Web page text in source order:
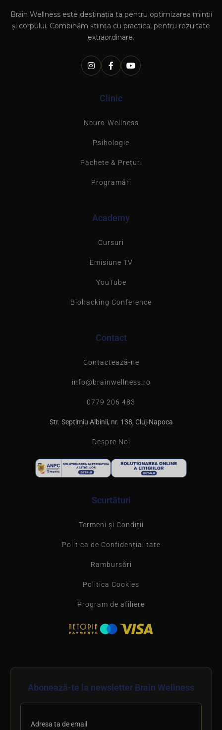
Brain Wellness este destinația ta pentru optimizarea minții
și corpului. Combinăm știința cu practica, pentru rezultate
extraordinare.
Clinic
Neuro-Wellness
Psihologie
Pachete & Prețuri
Programări
Academy
Cursuri
Emisiune TV
YouTube
Biohacking Conference
Contact
Contactează-ne
info@brainwellness.ro
0779 206 483
Str. Septimiu Albinii, nr. 138, Cluj-Napoca
Despre Noi
Scurtături
Termeni și Condiții
Politica de Confidențialitate
Rambursări
Politica Cookies
Program de afiliere
Abonează-te la newsletter Brain Wellness